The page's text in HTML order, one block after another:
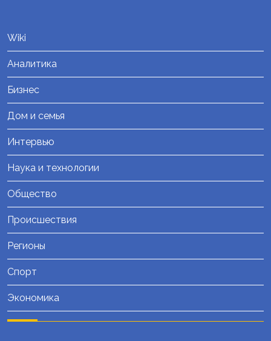
Wiki
Аналитика
Бизнес
Дом и семья
Интервью
Наука и технологии
Общество
Происшествия
Регионы
Спорт
Экономика